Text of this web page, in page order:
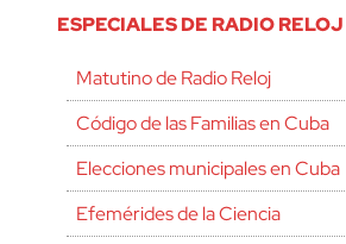
ESPECIALES DE RADIO RELOJ
Matutino de Radio Reloj
Código de las Familias en Cuba
Elecciones municipales en Cuba
Efemérides de la Ciencia